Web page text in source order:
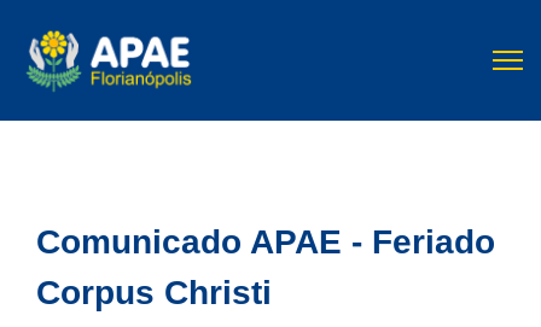
Comunicado APAE - Feriado
Corpus Christi